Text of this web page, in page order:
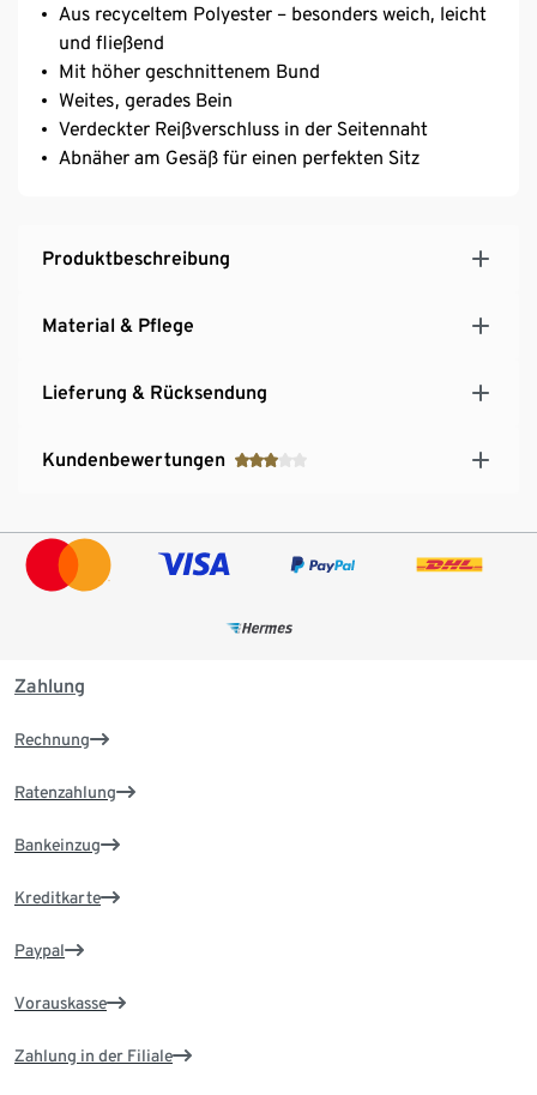
Aus recyceltem Polyester – besonders weich, leicht
und fließend
Mit höher geschnittenem Bund
Weites, gerades Bein
Verdeckter Reißverschluss in der Seitennaht
Abnäher am Gesäß für einen perfekten Sitz
Produktbeschreibung
Material & Pflege
Lieferung & Rücksendung
Kundenbewertungen
Zahlung
Rechnung
Ratenzahlung
Bankeinzug
Kreditkarte
Paypal
Vorauskasse
Zahlung in der Filiale